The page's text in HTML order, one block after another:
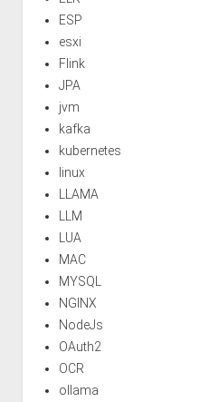
ESP
esxi
Flink
JPA
jvm
kafka
kubernetes
linux
LLAMA
LLM
LUA
MAC
MYSQL
NGINX
NodeJs
OAuth2
OCR
ollama